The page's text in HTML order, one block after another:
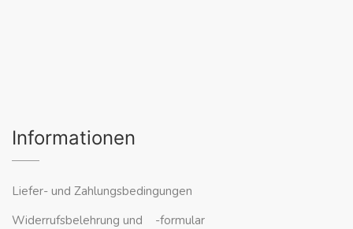
Informationen
Liefer- und Zahlungsbedingungen
Widerrufsbelehrung und -formular